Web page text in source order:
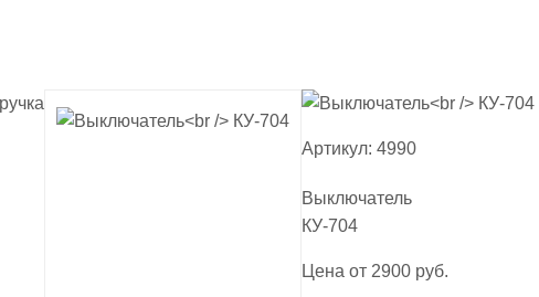
Артикул: 4990
Выключатель
КУ-704
Цена от 2900 руб.